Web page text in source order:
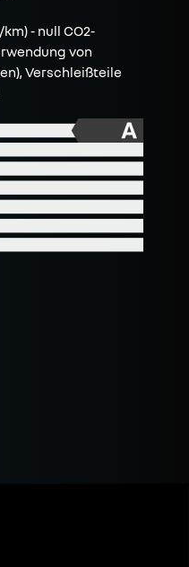
- null CO2-
von
Verschleißteile